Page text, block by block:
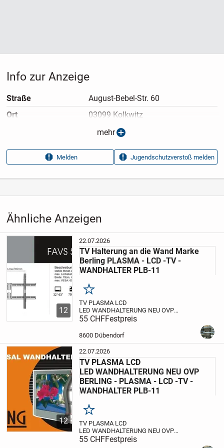
Ähnliche Anzeigen
12
22.07.2026
TV Halterung an die Wand Marke
Berling PLASMA - LCD -TV -
WANDHALTER PLB-11
Merken
TV PLASMA LCD
LED WANDHALTERUNG NEU OVP
BERLING - PLASMA - LCD -TV -
WANDHALTER PLB-11
möchten keine 400-500Fr. für
in...
55 CHFFestpreis
8600 Dübendorf
12
22.07.2026
TV PLASMA LCD
LED WANDHALTERUNG NEU OVP
BERLING - PLASMA - LCD -TV -
WANDHALTER PLB-11
Merken
TV PLASMA LCD
LED WANDHALTERUNG NEU OVP
BERLING - PLASMA - LCD -TV -
WANDHALTER PLB-11
55 CHFFestpreis
Info zur Anzeige
Straße
August-Bebel-Str. 60
Ort
03099 Kolkwitz
Privatangebot
Anzeigen­datum
18.07.2026
Anzeigen­kennung
133e0cb6
Aufrufe dieser
80
Unterhaltungselektronik
mehr
Melden Jugendschutzverstoß melden